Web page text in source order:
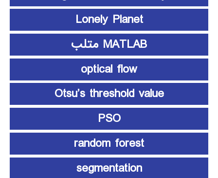
Lonely Planet
MATLAB متلب
optical flow
Otsu’s threshold value
PSO
random forest
segmentation